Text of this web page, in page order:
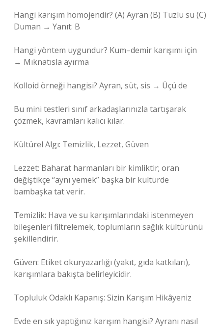
Hangi karışım homojendir? (A) Ayran (B) Tuzlu su (C)
Duman → Yanıt: B
Hangi yöntem uygundur? Kum–demir karışımı için
→ Mıknatısla ayırma
Kolloid örneği hangisi? Ayran, süt, sis → Üçü de
Bu mini testleri sınıf arkadaşlarınızla tartışarak
çözmek, kavramları kalıcı kılar.
Kültürel Algı: Temizlik, Lezzet, Güven
Lezzet: Baharat harmanları bir kimliktir; oran
değiştikçe “aynı yemek” başka bir kültürde
bambaşka tat verir.
Temizlik: Hava ve su karışımlarındaki istenmeyen
bileşenleri filtrelemek, toplumların sağlık kültürünü
şekillendirir.
Güven: Etiket okuryazarlığı (yakıt, gıda katkıları),
karışımlara bakışta belirleyicidir.
Topluluk Odaklı Kapanış: Sizin Karışım Hikâyeniz
Evde en sık yaptığınız karışım hangisi? Ayranı nasıl